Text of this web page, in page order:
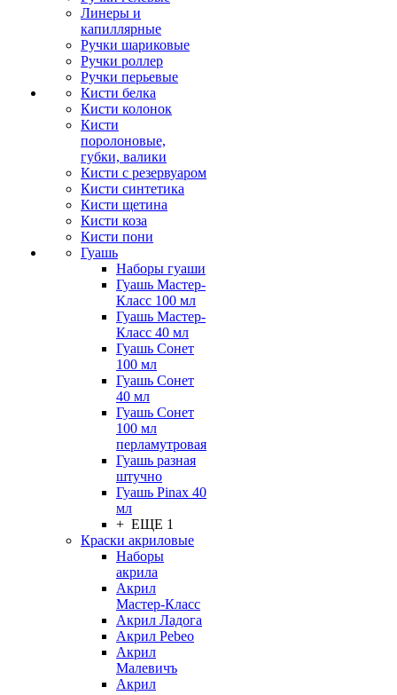
Линеры и
капиллярные
Ручки шариковые
Ручки роллер
Ручки перьевые
Кисти белка
Кисти колонок
Кисти
поролоновые,
губки, валики
Кисти с резервуаром
Кисти синтетика
Кисти щетина
Кисти коза
Кисти пони
Гуашь
Наборы гуаши
Гуашь Мастер-
Класс 100 мл
Гуашь Мастер-
Класс 40 мл
Гуашь Сонет
100 мл
Гуашь Сонет
40 мл
Гуашь Сонет
100 мл
перламутровая
Гуашь разная
штучно
Гуашь Pinax 40
мл
+ ЕЩЕ 1
Краски акриловые
Наборы
акрила
Акрил
Мастер-Класс
Акрил Ладога
Акрил Pebeo
Акрил
Малевичъ
Акрил